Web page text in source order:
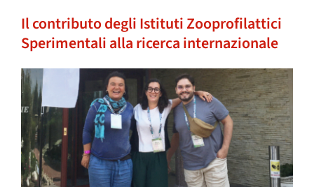
Il contributo degli Istituti Zooprofilattici
Sperimentali alla ricerca internazionale